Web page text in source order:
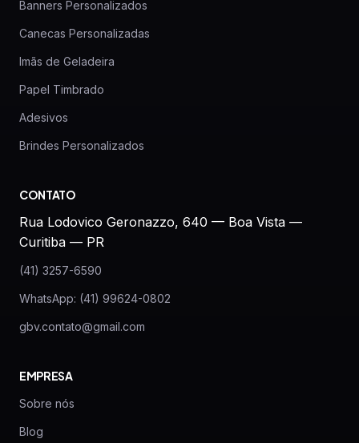
Banners Personalizados
Canecas Personalizadas
Imãs de Geladeira
Papel Timbrado
Adesivos
Brindes Personalizados
CONTATO
Rua Lodovico Geronazzo, 640 — Boa Vista —
Curitiba — PR
(41) 3257-6590
WhatsApp: (41) 99624-0802
gbv.contato@gmail.com
EMPRESA
Sobre nós
Blog